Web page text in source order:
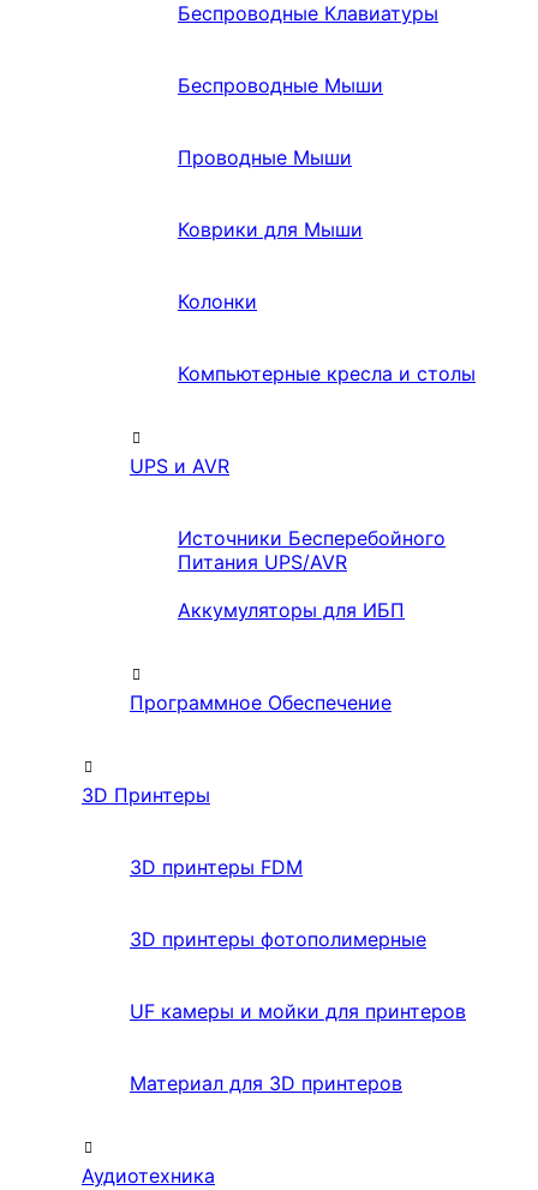
Беспроводные Клавиатуры
Беспроводные Мыши
Проводные Мыши
Коврики для Мыши
Колонки
Компьютерные кресла и столы
UPS и AVR
Источники Бесперебойного
Питания UPS/AVR
Аккумуляторы для ИБП
Программное Обеспечение
3D Принтеры
3D принтеры FDM
3D принтеры фотополимерные
UF камеры и мойки для принтеров
Материал для 3D принтеров
Аудиотехника